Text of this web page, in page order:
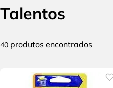
Talentos
40 produtos